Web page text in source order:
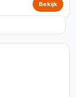
Bekijk